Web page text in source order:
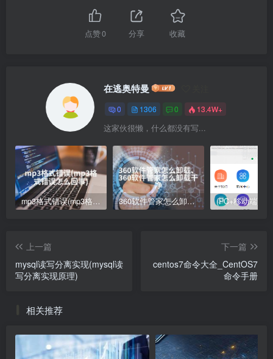
点赞0 分享 收藏
在逃奥特曼
0 1306 0 13.4W+
这家伙很懒，什么都没有写...
mp3格式错误(mp3格式错误怎么回事) 360软件管家怎么卸载、360软件管家怎么卸载干净
上一篇
mysql读写分离实现(mysql读
写分离实现原理)
下一篇
centos7命令大全_CentOS7
命令手册
相关推荐